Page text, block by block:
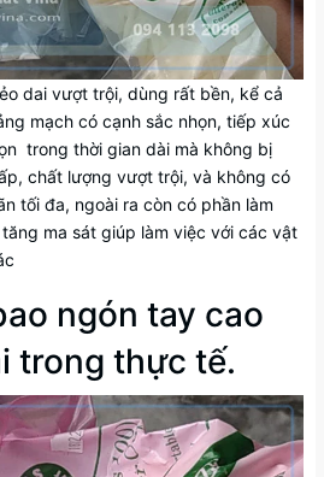
dai vượt trội, dùng rất bền, kể cả
mạch có cạnh sắc nhọn, tiếp xúc
trong thời gian dài mà không bị
chất lượng vượt trội, và không có
tối đa, ngoài ra còn có phần làm
ma sát giúp làm việc với các vật
ngón tay cao
trong thực tế.